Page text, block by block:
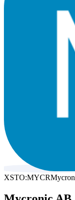
XSTO:MYCR